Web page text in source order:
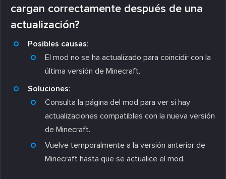
cargan correctamente después de una
actualización?
Posibles causas:
El mod no se ha actualizado para coincidir con la
última versión de Minecraft.
Soluciones:
Consulta la página del mod para ver si hay
actualizaciones compatibles con la nueva versión
de Minecraft.
Vuelve temporalmente a la versión anterior de
Minecraft hasta que se actualice el mod.